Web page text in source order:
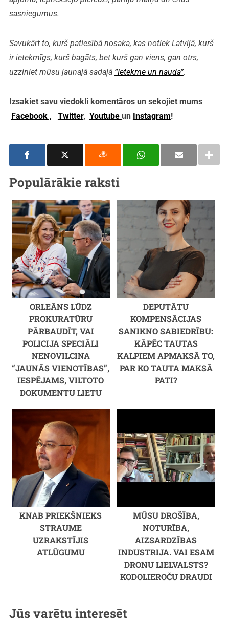
sasniegumus.
Savukārt to, kurš patiesībā nosaka, kas notiek Latvijā, kurš
ir ietekmīgs, kurš bagāts, bet kurš gan viens, gan otrs,
uzziniet mūsu jaunajā sadaļā “Ietekme un nauda”.
Izsakiet savu viedokli komentāros un sekojiet mums
Facebook ,
Twitter, Youtube un Instagram!
Populārākie raksti
ORLEĀNS LŪDZ
PROKURATŪRU
PĀRBAUDĪT, VAI
POLICIJA SPECIĀLI
NENOVILCINA
“JAUNĀS VIENOTĪBAS”,
IESPĒJAMS, VILTOTO
DOKUMENTU LIETU
DEPUTĀTU
KOMPENSĀCIJAS
SANIKNO SABIEDRĪBU:
KĀPĒC TAUTAS
KALPIEM APMAKSĀ TO,
PAR KO TAUTA MAKSĀ
PATI?
KNAB PRIEKŠNIEKS
STRAUME
UZRAKSTĪJIS
ATLŪGUMU
MŪSU DROŠĪBA,
NOTURĪBA,
AIZSARDZĪBAS
INDUSTRIJA. VAI ESAM
DRONU LIELVALSTS?
KODOLIEROČU DRAUDI
Jūs varētu interesēt